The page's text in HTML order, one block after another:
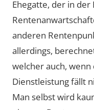
Ehegatte, der in der
anderen
allerdings,
welcher auch,
Dienstleistung fällt
Man selbst wird